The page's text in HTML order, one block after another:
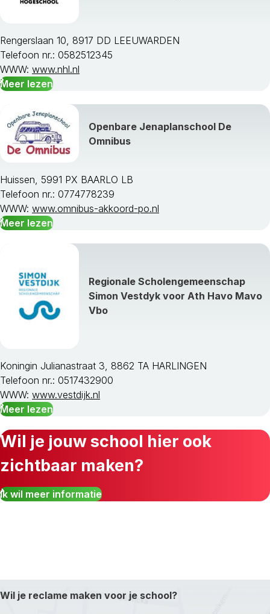
Rengerslaan 10, 8917 DD LEEUWARDEN
Telefoon nr.: 0582512345
WWW: www.nhl.nl
Meer lezen
Openbare Jenaplanschool De
Omnibus
Huissen, 5991 PX BAARLO LB
Telefoon nr.: 0774778239
WWW: www.omnibus-akkoord-po.nl
Meer lezen
Regionale Scholengemeenschap
Simon Vestdyk voor Ath Havo Mavo
Vbo
Koningin Julianastraat 3, 8862 TA HARLINGEN
Telefoon nr.: 0517432900
WWW: www.vestdijk.nl
Meer lezen
Wil je jouw school hier ook
zichtbaar maken?
Ik wil meer informatie
Wil je reclame maken voor je school?